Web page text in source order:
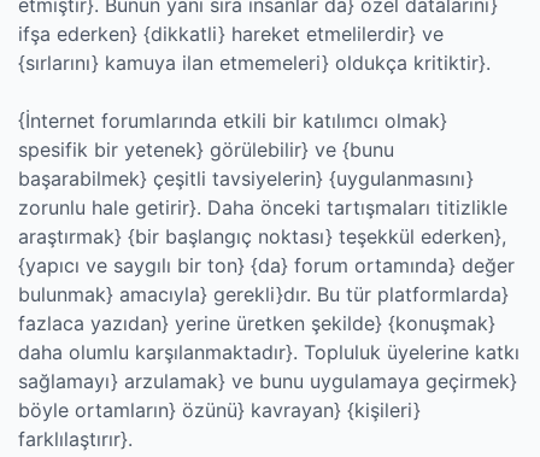
etmiştir}. Bunun yanı sıra insanlar da} özel datalarını}
ifşa ederken} {dikkatli} hareket etmelilerdir} ve
{sırlarını} kamuya ilan etmemeleri} oldukça kritiktir}.
{İnternet forumlarında etkili bir katılımcı olmak}
spesifik bir yetenek} görülebilir} ve {bunu
başarabilmek} çeşitli tavsiyelerin} {uygulanmasını}
zorunlu hale getirir}. Daha önceki tartışmaları titizlikle
araştırmak} {bir başlangıç noktası} teşekkül ederken},
{yapıcı ve saygılı bir ton} {da} forum ortamında} değer
bulunmak} amacıyla} gerekli}dır. Bu tür platformlarda}
fazlaca yazıdan} yerine üretken şekilde} {konuşmak}
daha olumlu karşılanmaktadır}. Topluluk üyelerine katkı
sağlamayı} arzulamak} ve bunu uygulamaya geçirmek}
böyle ortamların} özünü} kavrayan} {kişileri}
farklılaştırır}.